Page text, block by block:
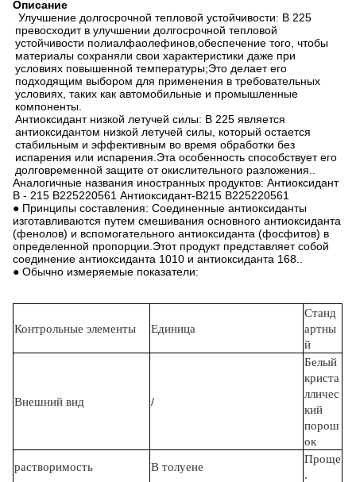
Описание
Улучшение долгосрочной тепловой устойчивости: B 225
превосходит в улучшении долгосрочной тепловой
устойчивости полиалфаолефинов,обеспечение того, чтобы
материалы сохраняли свои характеристики даже при
условиях повышенной температуры;Это делает его
подходящим выбором для применения в требовательных
условиях, таких как автомобильные и промышленные
компоненты.
Антиоксидант низкой летучей силы: B 225 является
антиоксидантом низкой летучей силы, который остается
стабильным и эффективным во время обработки без
испарения или испарения.Эта особенность способствует его
долговременной защите от окислительного разложения..
Аналогичные названия иностранных продуктов: Антиоксидант
B - 215 B225220561 Антиоксидант-B215 B225220561
● Принципы составления: Соединенные антиоксиданты
изготавливаются путем смешивания основного антиоксиданта
(фенолов) и вспомогательного антиоксиданта (фосфитов) в
определенной пропорции.Этот продукт представляет собой
соединение антиоксиданта 1010 и антиоксиданта 168..
● Обычно измеряемые показатели:
Контрольные элементы Единица
Станд
артны
й
Внешний вид /
Белый
криста
лличес
кий
порош
ок
растворимость
В толуене
Проще
.